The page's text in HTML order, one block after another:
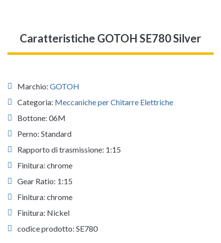
Caratteristiche GOTOH SE780 Silver
Marchio: GOTOH
Categoria: Meccaniche per Chitarre Elettriche
Bottone: 06M
Perno: Standard
Rapporto di trasmissione: 1:15
Finitura: chrome
Gear Ratio: 1:15
Finitura: chrome
Finitura: Nickel
codice prodotto: SE780